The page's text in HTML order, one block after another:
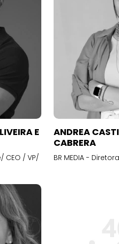
E
CEO / VP/
ANDREA
CABRERA
BR MEDIA -